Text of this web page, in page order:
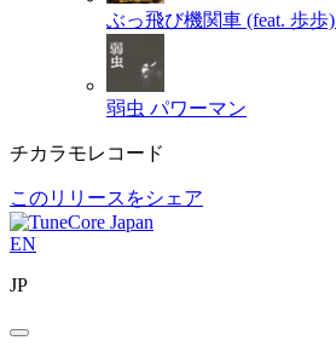
ぶっ飛び機関車 (feat. 歩歩)
弱虫 パワーマン
チカラモレコード
このリリースをシェア
EN
JP